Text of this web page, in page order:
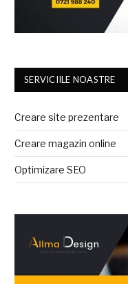
SERVICIILE NOASTRE
Creare site prezentare
Creare magazin online
Optimizare SEO